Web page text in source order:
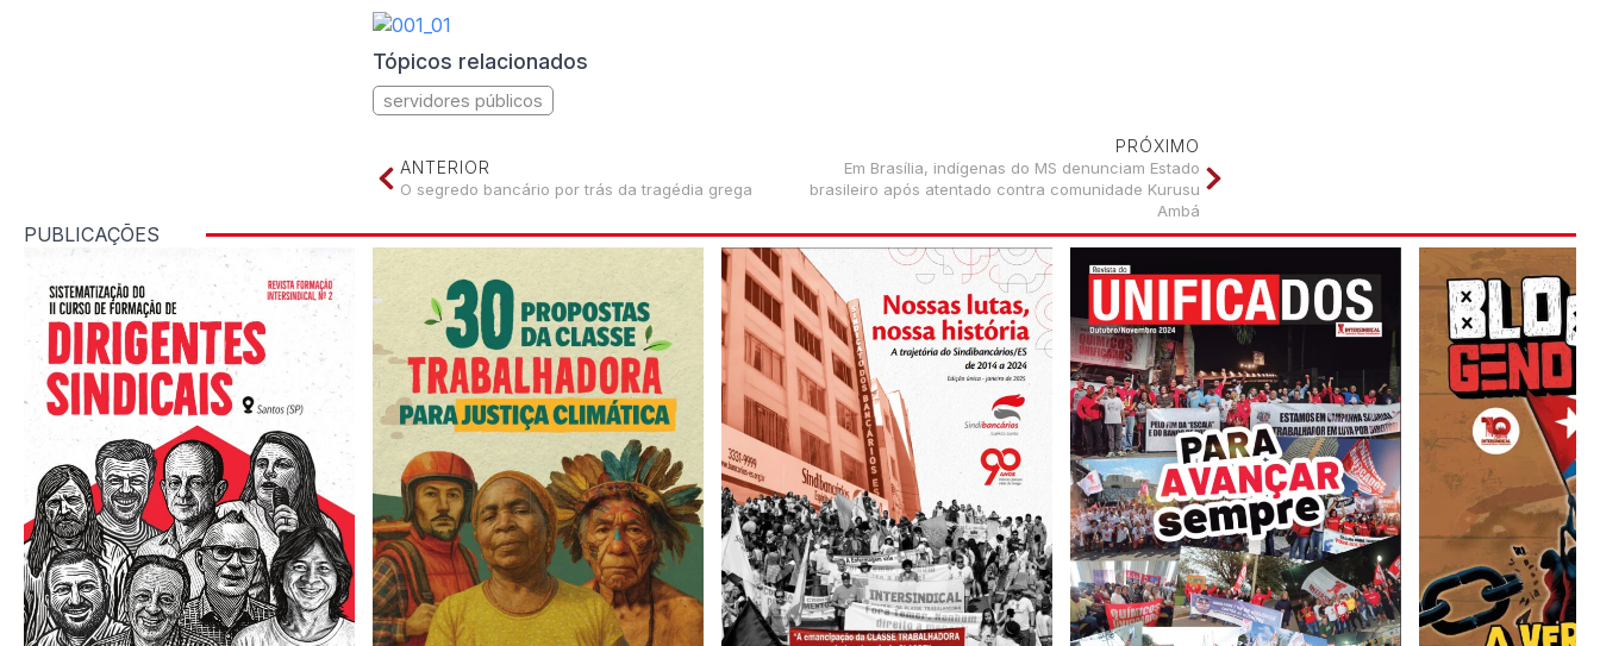
Tópicos relacionados
servidores públicos
PRÓXIMO
Em Brasília, indígenas do MS denunciam Estado
brasileiro após atentado contra comunidade Kurusu
Ambá
ANTERIOR
O segredo bancário por trás da tragédia grega
PUBLICAÇÕES